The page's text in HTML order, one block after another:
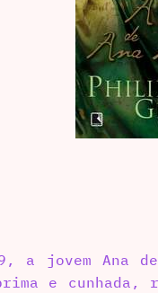
a jovem Ana
e cunhada,